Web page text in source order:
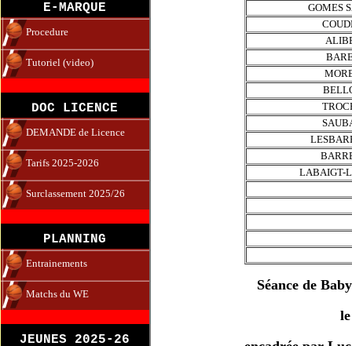
E-MARQUE
Procedure
Tutoriel (video)
DOC LICENCE
DEMANDE de Licence
Tarifs 2025-2026
Surclassement 2025/26
PLANNING
Entrainements
Matchs du WE
JEUNES 2025-26
GOMES
LABAIGT-
Séance de